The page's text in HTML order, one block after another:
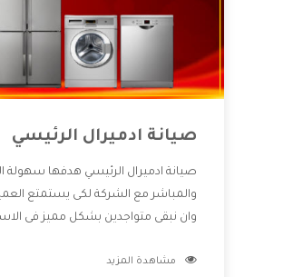
صيانة ادميرال الرئيسي
صيانة ادميرال الرئيسي هدفها سهولة
والمباشر مع الشركة لكى يستمتع
وان نبقى متواجدين بشكل مميز فى
بالخدمات التى تنفرد الشركة بها والتى
مشاهدة المزيد